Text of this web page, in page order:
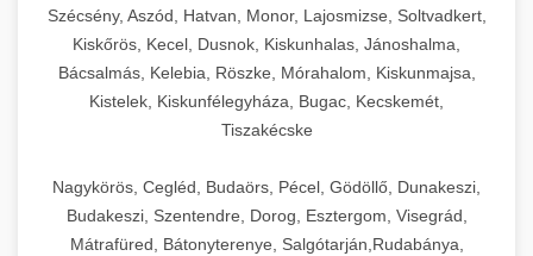
Szécsény, Aszód, Hatvan, Monor, Lajosmizse, Soltvadkert,
Kiskőrös, Kecel, Dusnok, Kiskunhalas, Jánoshalma,
Bácsalmás, Kelebia, Röszke, Mórahalom, Kiskunmajsa,
Kistelek, Kiskunfélegyháza, Bugac, Kecskemét,
Tiszakécske
Nagykörös, Cegléd, Budaörs, Pécel, Gödöllő, Dunakeszi,
Budakeszi, Szentendre, Dorog, Esztergom, Visegrád,
Mátrafüred, Bátonyterenye, Salgótarján,Rudabánya,